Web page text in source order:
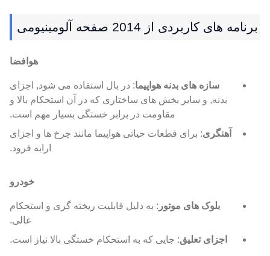
برنامه های کاربردی از 2014 صفحه آلومینیومی
هوافضا
سازه های بدنه هواپیما: در بال استفاده می شود, اجزای
بدنه, و سایر بخش های ساختاری که در آن استحکام بالا و
مقاومت در برابر خستگی بسیار مهم است.
آهنگری: برای قطعات حیاتی هواپیما مانند چرخ ها و اجزای
ارابه فرود.
خودرو
بلوک های موتور : به دلیل قابلیت ریخته گری و استحکام
عالی.
اجزای تعلیق: جایی که به استحکام خستگی بالا نیاز است.